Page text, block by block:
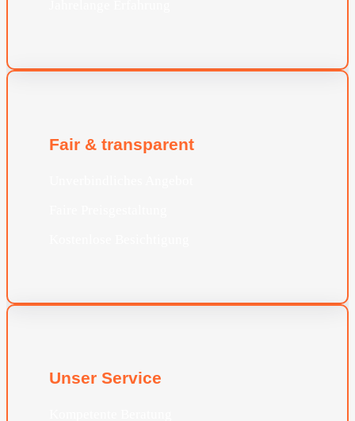
Fair & transparent
Unser Service